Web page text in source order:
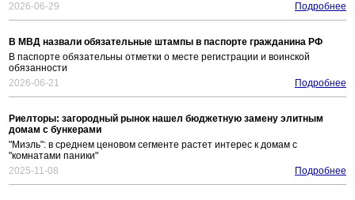
2026-06-29
Подробнее
В МВД назвали обязательные штампы в паспорте гражданина РФ
В паспорте обязательны отметки о месте регистрации и воинской
обязанности
2026-06-21
Подробнее
Риелторы: загородный рынок нашел бюджетную замену элитным
домам с бункерами
"Миэль": в среднем ценовом сегменте растет интерес к домам с
"комнатами паники"
2025-11-08
Подробнее